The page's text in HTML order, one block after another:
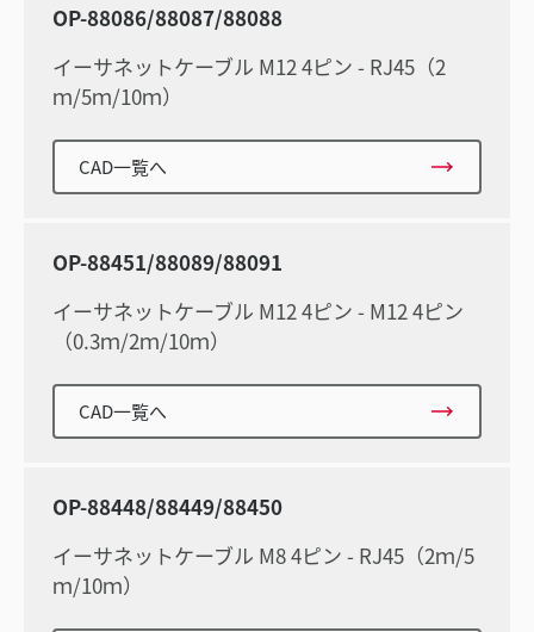
OP-88086/88087/88088
イーサネットケーブル M12 4ピン - RJ45（2
ｍ/5ｍ/10ｍ）
CAD一覧へ
OP-88451/88089/88091
イーサネットケーブル M12 4ピン - M12 4ピン
（0.3ｍ/2ｍ/10ｍ）
CAD一覧へ
OP-88448/88449/88450
イーサネットケーブル M8 4ピン - RJ45（2ｍ/5
ｍ/10ｍ）